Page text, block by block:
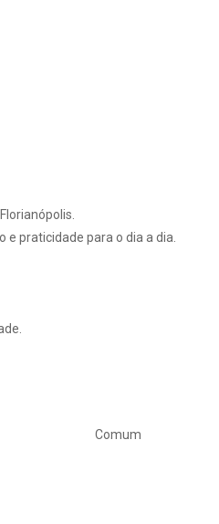
praticidade para o dia a dia.
Comum